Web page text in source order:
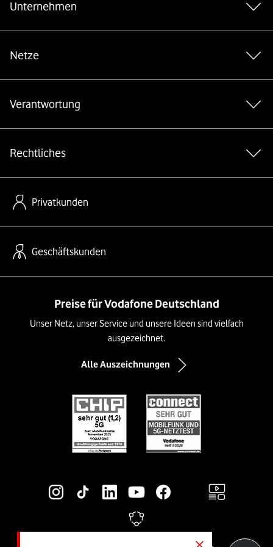
*Gender-Hinweis
Unternehmen
Netze
Verantwortung
Rechtliches
Privatkunden
Geschäftskunden
Preise für Vodafone Deutschland
Unser Netz, unser Service und unsere Ideen sind vielfach
ausgezeichnet.
Alle Auszeichnungen
Social-Media-Links